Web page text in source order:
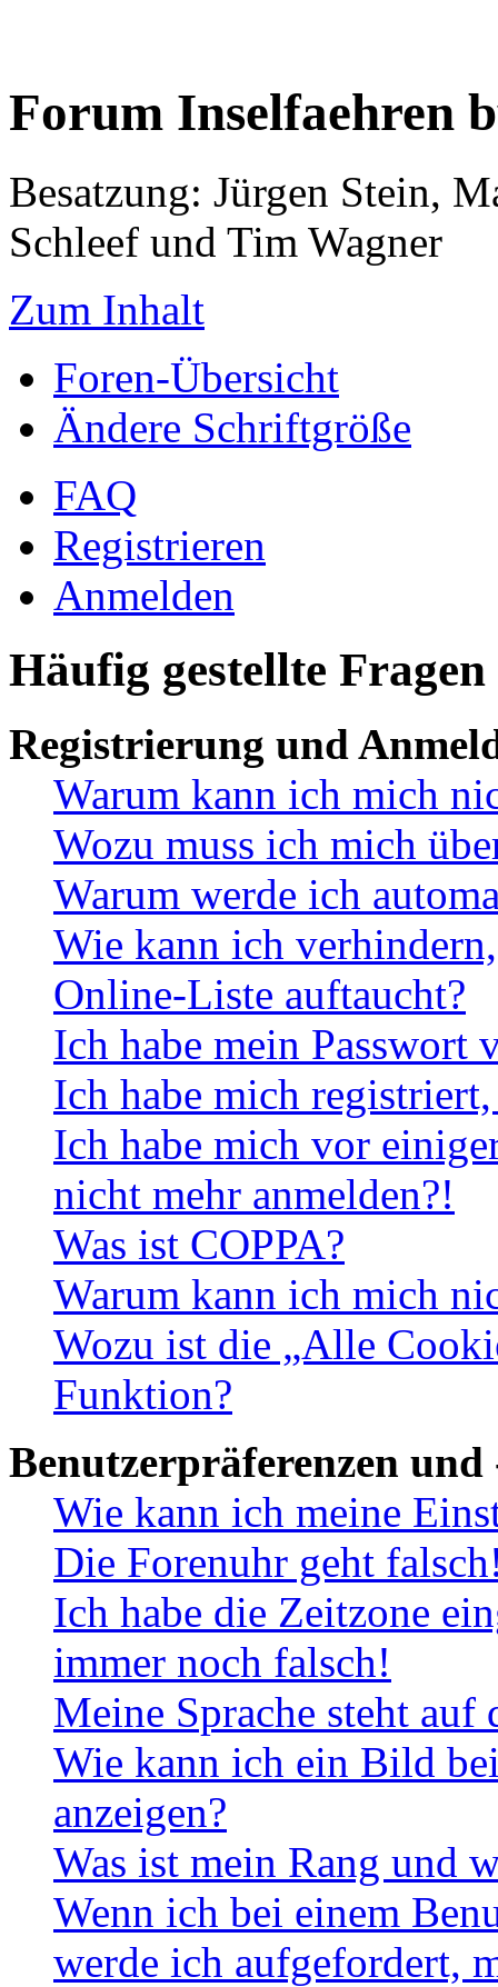
Forum Inselfaehren
Besatzung: Jürgen Stein,
Schleef und Tim Wagner
Zum Inhalt
Foren-Übersicht
Ändere Schriftgröße
FAQ
Registrieren
Anmelden
Häufig gestellte Fragen
Registrierung und
Warum kann ich mich
Wozu muss ich mich
Warum werde ich
Wie kann ich
Online-Liste auftaucht?
Ich habe mein Passwort
Ich habe mich
Ich habe mich vor
nicht mehr anmelden?!
Was ist COPPA?
Warum kann ich mich
Wozu ist die „Alle
Funktion?
Benutzerpräferenzen und
Wie kann ich meine
Die Forenuhr geht
Ich habe die Zeitzone
immer noch falsch!
Meine Sprache steht
Wie kann ich ein Bild
anzeigen?
Was ist mein Rang und
Wenn ich bei einem
werde ich aufgefordert,